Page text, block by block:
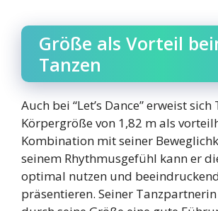
Größe als Vorteil
Tanzen
Auch bei “Let’s Dance” erweist
Körpergröße von 1,82 m als
Kombination mit seiner
seinem Rhythmusgefühl kann er
optimal nutzen und
präsentieren. Seiner